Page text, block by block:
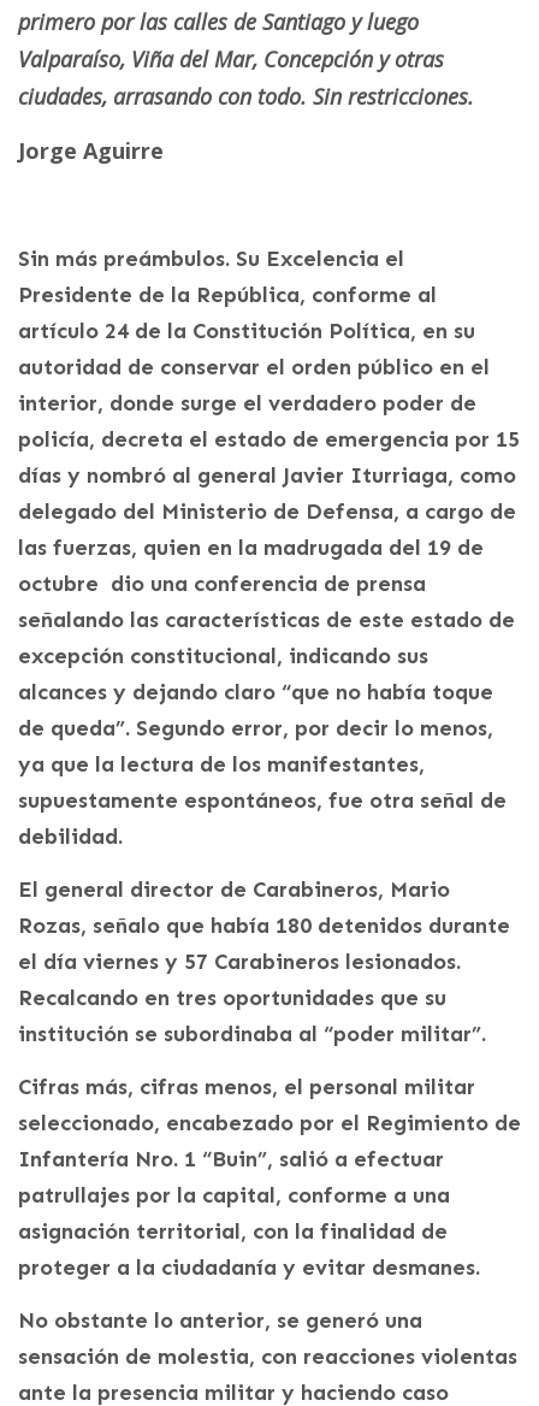
primero por las calles de Santiago y luego
Valparaíso, Viña del Mar, Concepción y otras
ciudades, arrasando con todo. Sin restricciones.
Jorge Aguirre
Sin más preámbulos. Su Excelencia el
Presidente de la República, conforme al
artículo 24 de la Constitución Política, en su
autoridad de conservar el orden público en el
interior, donde surge el verdadero poder de
policía, decreta el estado de emergencia por 15
días y nombró al general Javier Iturriaga, como
delegado del Ministerio de Defensa, a cargo de
las fuerzas, quien en la madrugada del 19 de
octubre dio una conferencia de prensa
señalando las características de este estado de
excepción constitucional, indicando sus
alcances y dejando claro “que no había toque
de queda”. Segundo error, por decir lo menos,
ya que la lectura de los manifestantes,
supuestamente espontáneos, fue otra señal de
debilidad.
El general director de Carabineros, Mario
Rozas, señalo que había 180 detenidos durante
el día viernes y 57 Carabineros lesionados.
Recalcando en tres oportunidades que su
institución se subordinaba al “poder militar”.
Cifras más, cifras menos, el personal militar
seleccionado, encabezado por el Regimiento de
Infantería Nro. 1 “Buin”, salió a efectuar
patrullajes por la capital, conforme a una
asignación territorial, con la finalidad de
proteger a la ciudadanía y evitar desmanes.
No obstante lo anterior, se generó una
sensación de molestia, con reacciones violentas
ante la presencia militar y haciendo caso